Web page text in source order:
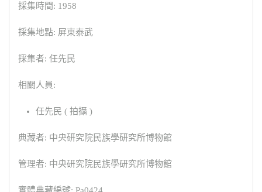
採集時間: 1958
採集地點: 屏東泰武
採集者: 任先民
相關人員:
任先民 ( 拍攝 )
典藏者: 中央研究院民族學研究所博物館
管理者: 中央研究院民族學研究所博物館